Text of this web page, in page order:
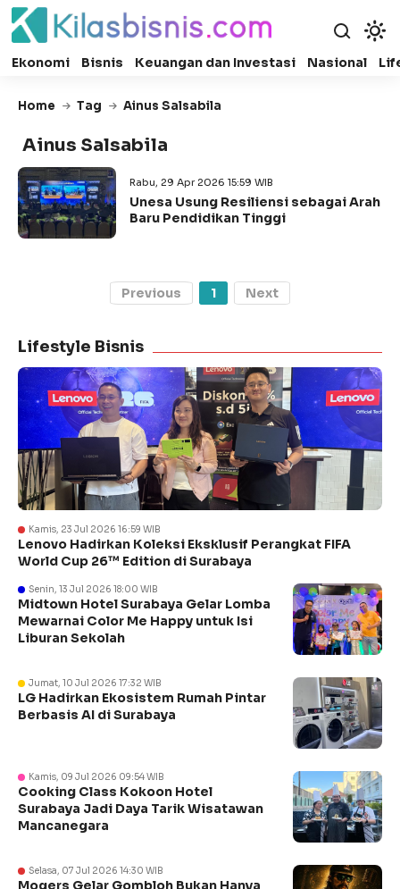
Ekonomi Bisnis Keuangan dan Investasi Nasional
Home Tag Ainus Salsabila
Ainus Salsabila
Rabu, 29 Apr 2026 15:59 WIB
Unesa Usung Resiliensi sebagai Arah
Baru Pendidikan Tinggi
Previous 1 Next
Lifestyle Bisnis
Kamis, 23 Jul 2026 16:59 WIB
Lenovo Hadirkan Koleksi Eksklusif Perangkat FIFA
World Cup 26™ Edition di Surabaya
Senin, 13 Jul 2026 18:00 WIB
Midtown Hotel Surabaya Gelar Lomba
Mewarnai Color Me Happy untuk Isi
Liburan Sekolah
Jumat, 10 Jul 2026 17:32 WIB
LG Hadirkan Ekosistem Rumah Pintar
Berbasis AI di Surabaya
Kamis, 09 Jul 2026 09:54 WIB
Cooking Class Kokoon Hotel
Surabaya Jadi Daya Tarik Wisatawan
Mancanegara
Selasa, 07 Jul 2026 14:30 WIB
Mogers Gelar Gombloh Bukan Hanya